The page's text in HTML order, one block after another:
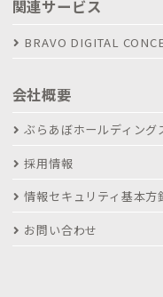
関連サービス
BRAVO DIGITAL
会社概要
ぶらあぼホールディング
採用情報
情報セキュリティ基本方
お問い合わせ